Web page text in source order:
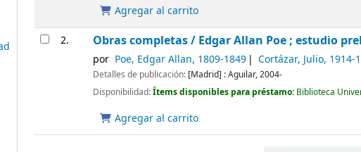
Agregar al carrito
2. Obras completas / Edgar Allan Poe ; estudio
por Poe, Edgar Allan, 1809-1849 Cortázar, Julio, 1914-
Detalles de publicación: [Madrid] :Aguilar,2004-
Disponibilidad:Ítems disponibles para préstamo: Biblioteca
Agregar al carrito